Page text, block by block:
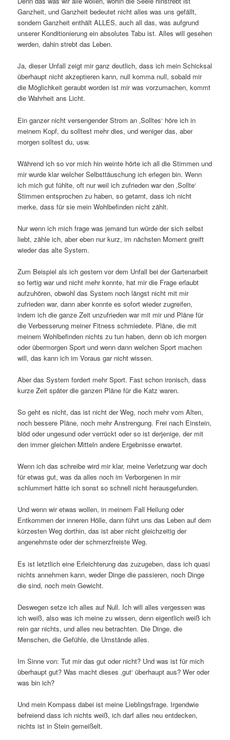
Ganzheit, und Ganzheit bedeutet nicht alles was uns gefällt,
sondern Ganzheit enthält ALLES, auch all das, was aufgrund
unserer Konditionierung ein absolutes Tabu ist. Alles will gesehen
werden, dahin strebt das Leben.
Ja, dieser Unfall zeigt mir ganz deutlich, dass ich mein Schicksal
überhaupt nicht akzeptieren kann, null komma null, sobald mir
die Möglichkeit geraubt worden ist mir was vorzumachen, kommt
die Wahrheit ans Licht.
Ein ganzer nicht versengender Strom an ‚Solltes‘ höre ich in
meinem Kopf, du solltest mehr dies, und weniger das, aber
morgen solltest du, usw.
Während ich so vor mich hin weinte hörte ich all die Stimmen und
mir wurde klar welcher Selbsttäuschung ich erlegen bin. Wenn
ich mich gut fühlte, oft nur weil ich zufrieden war den ‚Sollte‘
Stimmen entsprochen zu haben, so getarnt, dass ich nicht
merke, dass für sie mein Wohlbefinden nicht zählt.
Nur wenn ich mich frage was jemand tun würde der sich selbst
liebt, zähle ich, aber eben nur kurz, im nächsten Moment greift
wieder das alte System.
Zum Beispiel als ich gestern vor dem Unfall bei der Gartenarbeit
so fertig war und nicht mehr konnte, hat mir die Frage erlaubt
aufzuhören, obwohl das System noch längst nicht mit mir
zufrieden war, dann aber konnte es sofort wieder zugreifen,
indem ich die ganze Zeit unzufrieden war mit mir und Pläne für
die Verbesserung meiner Fitness schmiedete. Pläne, die mit
meinem Wohlbefinden nichts zu tun haben, denn ob ich morgen
oder übermorgen Sport und wenn dann welchen Sport machen
will, das kann ich im Voraus gar nicht wissen.
Aber das System fordert mehr Sport. Fast schon ironisch, dass
kurze Zeit später die ganzen Pläne für die Katz waren.
So geht es nicht, das ist nicht der Weg, noch mehr vom Alten,
noch bessere Pläne, noch mehr Anstrengung. Frei nach Einstein,
blöd oder ungesund oder verrückt oder so ist derjenige, der mit
den immer gleichen Mitteln andere Ergebnisse erwartet.
Wenn ich das schreibe wird mir klar, meine Verletzung war doch
für etwas gut, was da alles noch im Verborgenen in mir
schlummert hätte ich sonst so schnell nicht herausgefunden.
Und wenn wir etwas wollen, in meinem Fall Heilung oder
Entkommen der inneren Hölle, dann führt uns das Leben auf dem
kürzesten Weg dorthin, das ist aber nicht gleichzeitig der
angenehmste oder der schmerzfreiste Weg.
Es ist letztlich eine Erleichterung das zuzugeben, dass ich quasi
nichts annehmen kann, weder Dinge die passieren, noch Dinge
die sind, noch mein Gewicht.
Deswegen setze ich alles auf Null. Ich will alles vergessen was
ich weiß, also was ich meine zu wissen, denn eigentlich weiß ich
rein gar nichts, und alles neu betrachten. Die Dinge, die
Menschen, die Gefühle, die Umstände alles.
Im Sinne von: Tut mir das gut oder nicht? Und was ist für mich
überhaupt gut? Was macht dieses ‚gut‘ überhaupt aus? Wer oder
was bin ich?
Und mein Kompass dabei ist meine Lieblingsfrage. Irgendwie
befreiend dass ich nichts weiß, ich darf alles neu entdecken,
nichts ist in Stein gemeißelt.